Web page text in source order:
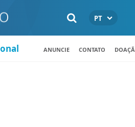
PT
ANUNCIE CONTATO